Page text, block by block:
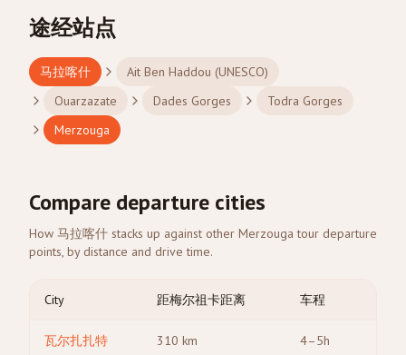
途经站点
马拉喀什
Ait Ben Haddou (UNESCO)
Ouarzazate
Dades Gorges
Todra Gorges
Merzouga
Compare departure cities
How 马拉喀什 stacks up against other Merzouga tour departure
points, by distance and drive time.
City 距梅尔祖卡距离 车程
瓦尔扎扎特 310 km 4–5h